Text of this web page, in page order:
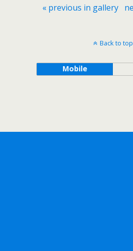
« previous in gallery
Back to top
Mobile